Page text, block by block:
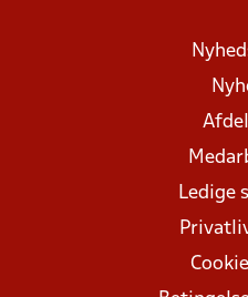
Ledige